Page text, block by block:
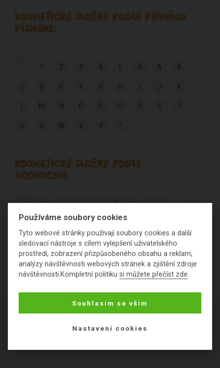
KOSMETICKÉ SLOŽKY PODLE PRVNÍHO
PÍSMENE:
1 2 3 4 5 6 A B
C D E F G H J K
M N O P Q R S T
V W X Y Z
KOSMETICKÉ SLOŽKY PODLE
HODNOCENÍ:
Výborné Fajn Ok Špatné Fuj
Používáme soubory cookies
Tyto webové stránky používají soubory cookies a další
sledovací nástroje s cílem vylepšení uživatelského
prostředí, zobrazení přizpůsobeného obsahu a reklam,
analýzy návštěvnosti webových stránek a zjištění zdroje
návštěvnosti.Kompletní politikusi můžete přečíst zde.
Souhlasím se vším
Nastavení cookies